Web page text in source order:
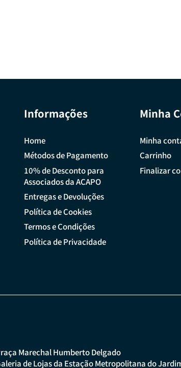
Informações
Home
Métodos de Pagamento
10% de Desconto para
Associados da ACAPO
Entregas e Devoluções
Política de Cookies
Termos e Condições
Política de Privacidade
Minha
Minha
Carrinho
Finalizar
Marechal Humberto Delgado
de Lojas da Estação Metropolitana do